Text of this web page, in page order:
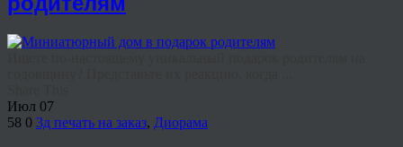
Июл 07
58 0 3д печать на заказ, Диорама